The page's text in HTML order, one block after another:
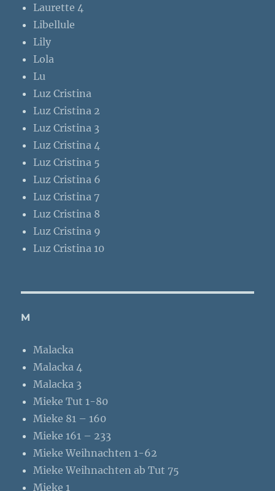
Laurette 4
Libellule
Lily
Lola
Lu
Luz Cristina
Luz Cristina 2
Luz Cristina 3
Luz Cristina 4
Luz Cristina 5
Luz Cristina 6
Luz Cristina 7
Luz Cristina 8
Luz Cristina 9
Luz Cristina 10
M
Malacka
Malacka 4
Malacka 3
Mieke Tut 1-80
Mieke 81 – 160
Mieke 161 – 233
Mieke Weihnachten 1-62
Mieke Weihnachten ab Tut 75
Mieke 1